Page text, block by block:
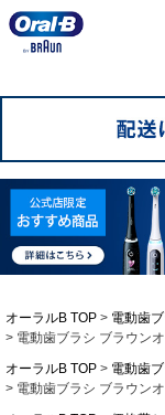
オーラルB TOP
電動歯
電動歯ブラシ ブラウン
オーラルB TOP
電動歯
電動歯ブラシ ブラウン